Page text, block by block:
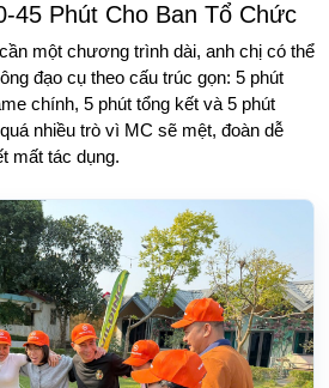
45 Phút Cho Ban Tổ Chức
một chương trình dài, anh chị có thể
đạo cụ theo cấu trúc gọn: 5 phút
chính, 5 phút tổng kết và 5 phút
nhiều trò vì MC sẽ mệt, đoàn dễ
mất tác dụng.